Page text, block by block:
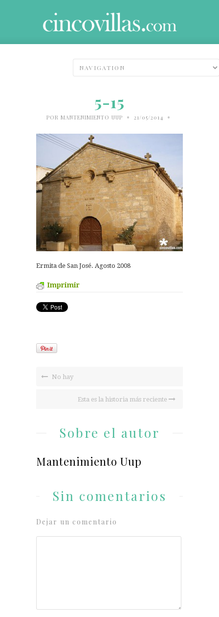
5-15
POR MANTENIMIENTO UUP • 21/05/2014 •
Ermita de San José. Agosto 2008
Imprimir
No hay
Esta es la historia más reciente
Sobre el autor
Mantenimiento Uup
Sin comentarios
Dejar un comentario